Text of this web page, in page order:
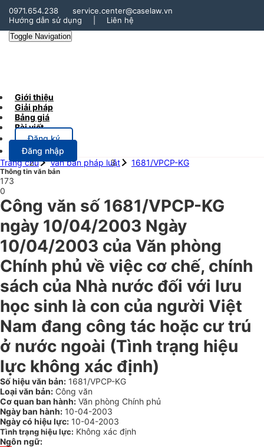
0971.654.238
service.center@caselaw.vn
Hướng dẫn sử dụng
Liên hệ
Toggle Navigation
Giới thiệu
Giải pháp
Bảng giá
Bài viết
Đăng ký
Đăng nhập
Trang chủ
Văn bản pháp luật 1681/VPCP-KG
Thông tin văn bản
173
0
Công văn số 1681/VPCP-KG
ngày 10/04/2003 Ngày
10/04/2003 của Văn phòng
Chính phủ về việc cơ chế, chính
sách của Nhà nước đối với lưu
học sinh là con của người Việt
Nam đang công tác hoặc cư trú
ở nước ngoài (Tình trạng hiệu
lực không xác định)
Số hiệu văn bản: 1681/VPCP-KG
Loại văn bản: Công văn
Cơ quan ban hành: Văn phòng Chính phủ
Ngày ban hành: 10-04-2003
Ngày có hiệu lực: 10-04-2003
Tình trạng hiệu lực: Không xác định
Ngôn ngữ: